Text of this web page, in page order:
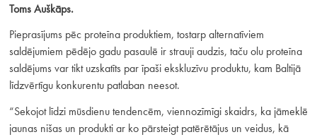
Toms Auškāps.
Pieprasījums pēc proteīna produktiem, tostarp alternatīviem
saldējumiem pēdējo gadu pasaulē ir strauji audzis, taču olu proteīna
saldējums var tikt uzskatīts par īpaši ekskluzīvu produktu, kam Baltijā
līdzvērtīgu konkurentu patlaban neesot.
“Sekojot līdzi mūsdienu tendencēm, viennozīmīgi skaidrs, ka jāmeklē
jaunas nišas un produkti ar ko pārsteigt patērētājus un veidus, kā